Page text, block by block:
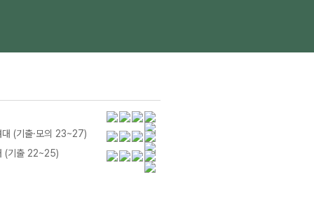
(기출·모의 23~27)
(기출 22~25)